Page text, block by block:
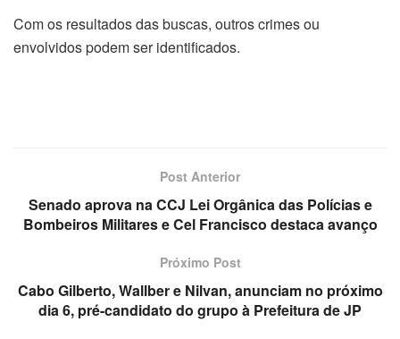
Com os resultados das buscas, outros crimes ou
envolvidos podem ser identificados.
Post Anterior
Senado aprova na CCJ Lei Orgânica das Polícias e
Bombeiros Militares e Cel Francisco destaca avanço
Próximo Post
Cabo Gilberto, Wallber e Nilvan, anunciam no próximo
dia 6, pré-candidato do grupo à Prefeitura de JP